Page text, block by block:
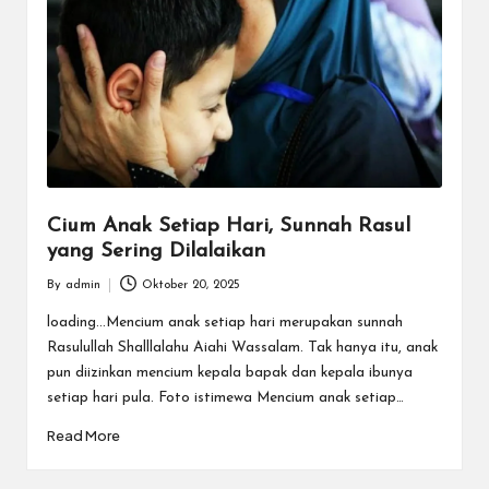
Cium Anak Setiap Hari, Sunnah Rasul
yang Sering Dilalaikan
by
By admin Oktober 20, 2025
loading...Mencium anak setiap hari merupakan sunnah
Rasulullah Shalllalahu Aiahi Wassalam. Tak hanya itu, anak
pun diizinkan mencium kepala bapak dan kepala ibunya
setiap hari pula. Foto istimewa Mencium anak setiap…
Read More